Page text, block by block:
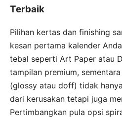
Terbaik
Pilihan kertas dan finishing
kesan pertama kalender
tebal seperti Art Paper atau
tampilan premium,
(glossy atau doff) tidak
dari kerusakan tetapi juga
Pertimbangkan pula opsi